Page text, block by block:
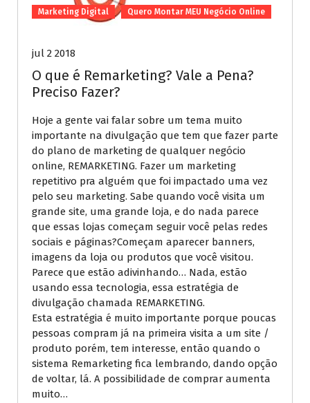
Marketing Digital Quero Montar MEU Negócio Online
jul 2 2018
O que é Remarketing? Vale a Pena?
Preciso Fazer?
Hoje a gente vai falar sobre um tema muito
importante na divulgação que tem que fazer parte
do plano de marketing de qualquer negócio
online, REMARKETING. Fazer um marketing
repetitivo pra alguém que foi impactado uma vez
pelo seu marketing. Sabe quando você visita um
grande site, uma grande loja, e do nada parece
que essas lojas começam seguir você pelas redes
sociais e páginas?Começam aparecer banners,
imagens da loja ou produtos que você visitou.
Parece que estão adivinhando… Nada, estão
usando essa tecnologia, essa estratégia de
divulgação chamada REMARKETING.
Esta estratégia é muito importante porque poucas
pessoas compram já na primeira visita a um site /
produto porém, tem interesse, então quando o
sistema Remarketing fica lembrando, dando opção
de voltar, lá. A possibilidade de comprar aumenta
muito…